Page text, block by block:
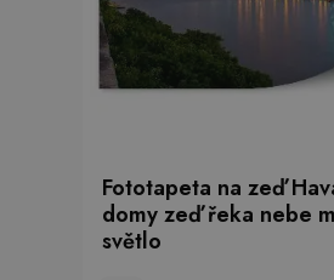
Fototapeta na zeď
domy zeď řeka nebe
světlo